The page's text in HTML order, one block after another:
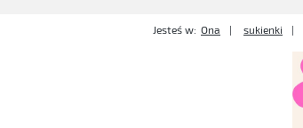
Jesteś w: Ona sukienki